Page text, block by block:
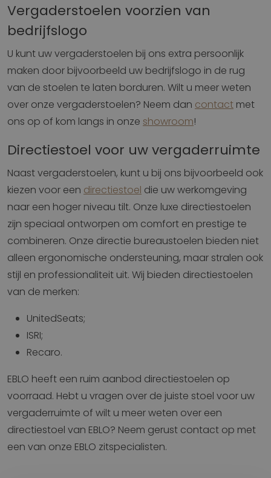
Vergaderstoelen voorzien van
bedrijfslogo
U kunt uw vergaderstoelen bij ons extra persoonlijk
maken door bijvoorbeeld uw bedrijfslogo in de rug
van de stoelen te laten borduren. Wilt u meer weten
over onze vergaderstoelen? Neem dan contact met
ons op of kom langs in onze showroom!
Directiestoel voor uw vergaderruimte
Naast vergaderstoelen, kunt u bij ons bijvoorbeeld ook
kiezen voor een directiestoel die uw werkomgeving
naar een hoger niveau tilt. Onze luxe directiestoelen
zijn speciaal ontworpen om comfort en prestige te
combineren. Onze directie bureaustoelen bieden niet
alleen ergonomische ondersteuning, maar stralen ook
stijl en professionaliteit uit. Wij bieden directiestoelen
van de merken:
UnitedSeats;
ISRI;
Recaro.
EBLO heeft een ruim aanbod directiestoelen op
voorraad. Hebt u vragen over de juiste stoel voor uw
vergaderruimte of wilt u meer weten over een
directiestoel van EBLO? Neem gerust contact op met
een van onze EBLO zitspecialisten.